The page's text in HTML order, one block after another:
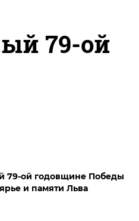
79-ой
79-ой годовщине Победы
и памяти Льва